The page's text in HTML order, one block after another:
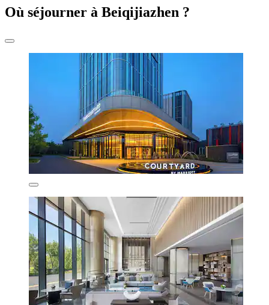
Où séjourner à Beiqijiazhen ?